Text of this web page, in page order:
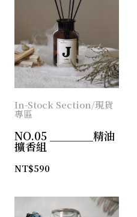
In-Stock Section/現貨
專區
NO.05 ＿＿＿＿精油
擴香組
NT$590